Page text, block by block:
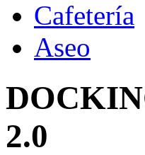
Cafetería
Aseo
2.0